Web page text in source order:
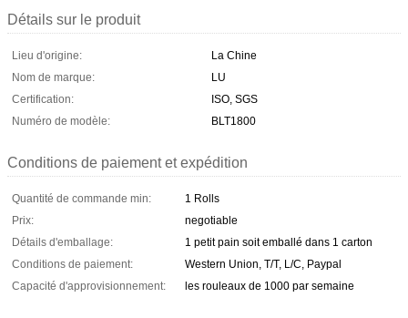
Détails sur le produit
Lieu d'origine:
La Chine
Nom de marque:
LU
Certification:
ISO, SGS
Numéro de modèle:
BLT1800
Conditions de paiement et expédition
Quantité de commande min:
1 Rolls
Prix:
negotiable
Détails d'emballage:
1 petit pain soit emballé dans 1 carton
Conditions de paiement:
Western Union, T/T, L/C, Paypal
Capacité d'approvisionnement:
les rouleaux de 1000 par semaine